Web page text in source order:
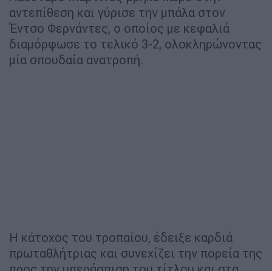
αντεπίθεση και γύρισε την μπάλα στον
Έντσο Φερνάντες, ο οποίος με κεφαλιά
διαμόρφωσε το τελικό 3-2, ολοκληρώνοντας
μία σπουδαία ανατροπή.
Η κάτοχος του τροπαίου, έδειξε καρδιά
πρωταθλήτριας και συνεχίζει την πορεία της